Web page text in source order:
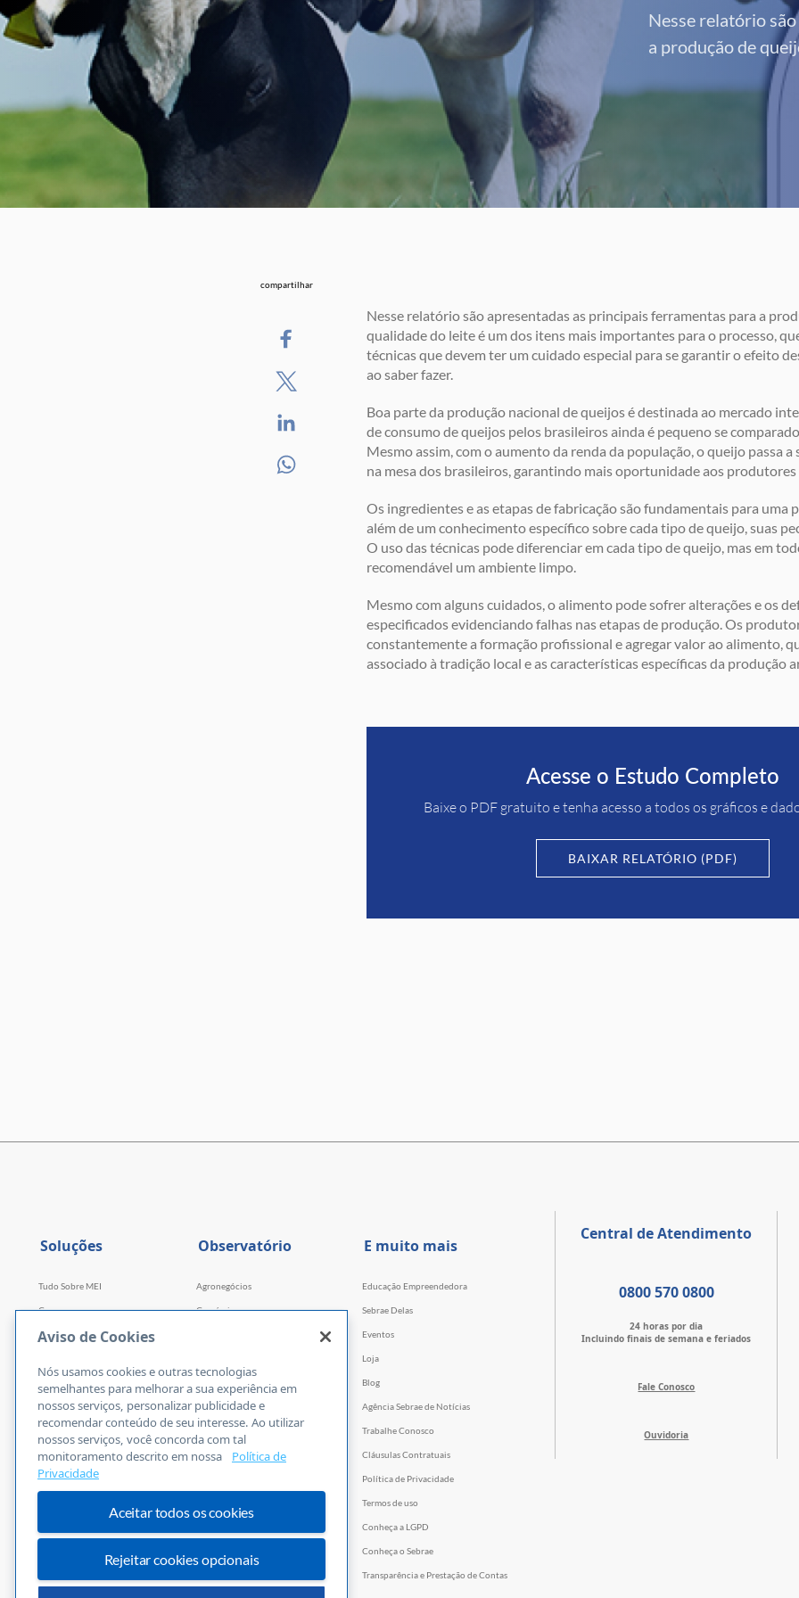
Nesse relatório
a produção de
compartilhar
Nesse relatório são apresentadas as principais ferramentas para a
qualidade do leite é um dos itens mais importantes para o processo,
técnicas que devem ter um cuidado especial para se garantir o efeito
ao saber fazer.
Boa parte da produção nacional de queijos é destinada ao mercado
de consumo de queijos pelos brasileiros ainda é pequeno se
Mesmo assim, com o aumento da renda da população, o queijo passa
na mesa dos brasileiros, garantindo mais oportunidade aos
Os ingredientes e as etapas de fabricação são fundamentais para uma
além de um conhecimento específico sobre cada tipo de queijo, suas
O uso das técnicas pode diferenciar em cada tipo de queijo, mas em
recomendável um ambiente limpo.
Mesmo com alguns cuidados, o alimento pode sofrer alterações e os
especificados evidenciando falhas nas etapas de produção. Os
constantemente a formação profissional e agregar valor ao alimento,
associado à tradição local e as características específicas da produção
Acesse o Estudo Completo
Baixe o PDF gratuito e tenha acesso a todos os gráficos e
BAIXAR RELATÓRIO (PDF)
Soluções
Tudo Sobre MEI
Cursos
Cursos por WhatsApp
Faculdade Sebrae
Webinars
Empretec
PGA
Ferramentas
Observatório
Agronegócios
Comércio
Tecnologia e Startups
E muito mais
Educação Empreendedora
Sebrae Delas
Eventos
Loja
Blog
Agência Sebrae de Notícias
Trabalhe Conosco
Cláusulas Contratuais
Política de Privacidade
Termos de uso
Conheça a LGPD
Conheça o Sebrae
Transparência e Prestação de Contas
Central de Atendimento
0800 570 0800
24 horas por dia
Incluindo finais de semana e feriados
Fale Conosco
Ouvidoria
Aviso de Cookies
Nós usamos cookies e outras tecnologias
semelhantes para melhorar a sua experiência em
nossos serviços, personalizar publicidade e
recomendar conteúdo de seu interesse. Ao utilizar
nossos serviços, você concorda com tal
monitoramento descrito em nossa
Política de
Privacidade
Aceitar todos os cookies
Rejeitar cookies opcionais